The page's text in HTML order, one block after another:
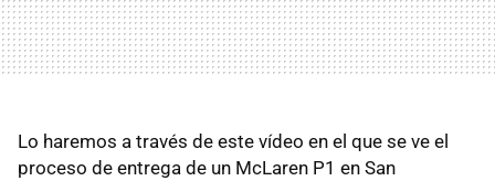
Lo haremos a través de este vídeo en el que se ve el
proceso de entrega de un McLaren P1 en San